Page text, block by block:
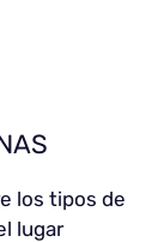
los tipos de
lugar